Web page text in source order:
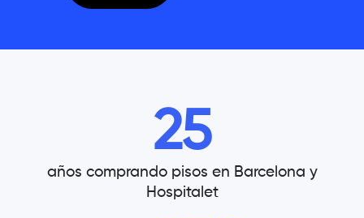
años comprando pisos en Barcelona y
Hospitalet
25